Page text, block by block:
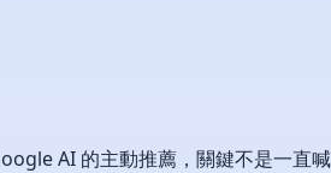
AI 的主動推薦，關鍵不是一直